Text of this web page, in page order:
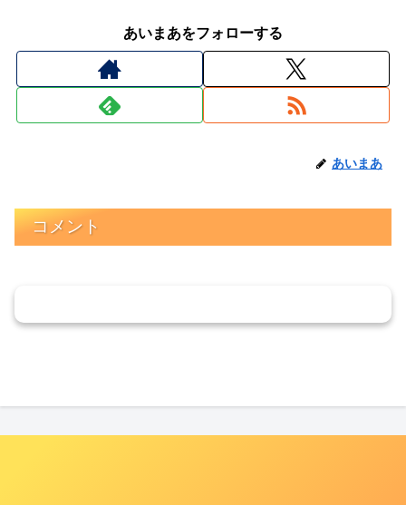
あいまあをフォローする
あいまあ
コメント